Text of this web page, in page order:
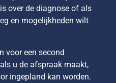
over de diagnose of als
en mogelijkheden wilt
voor een second
u de afspraak maakt,
ingepland kan worden.